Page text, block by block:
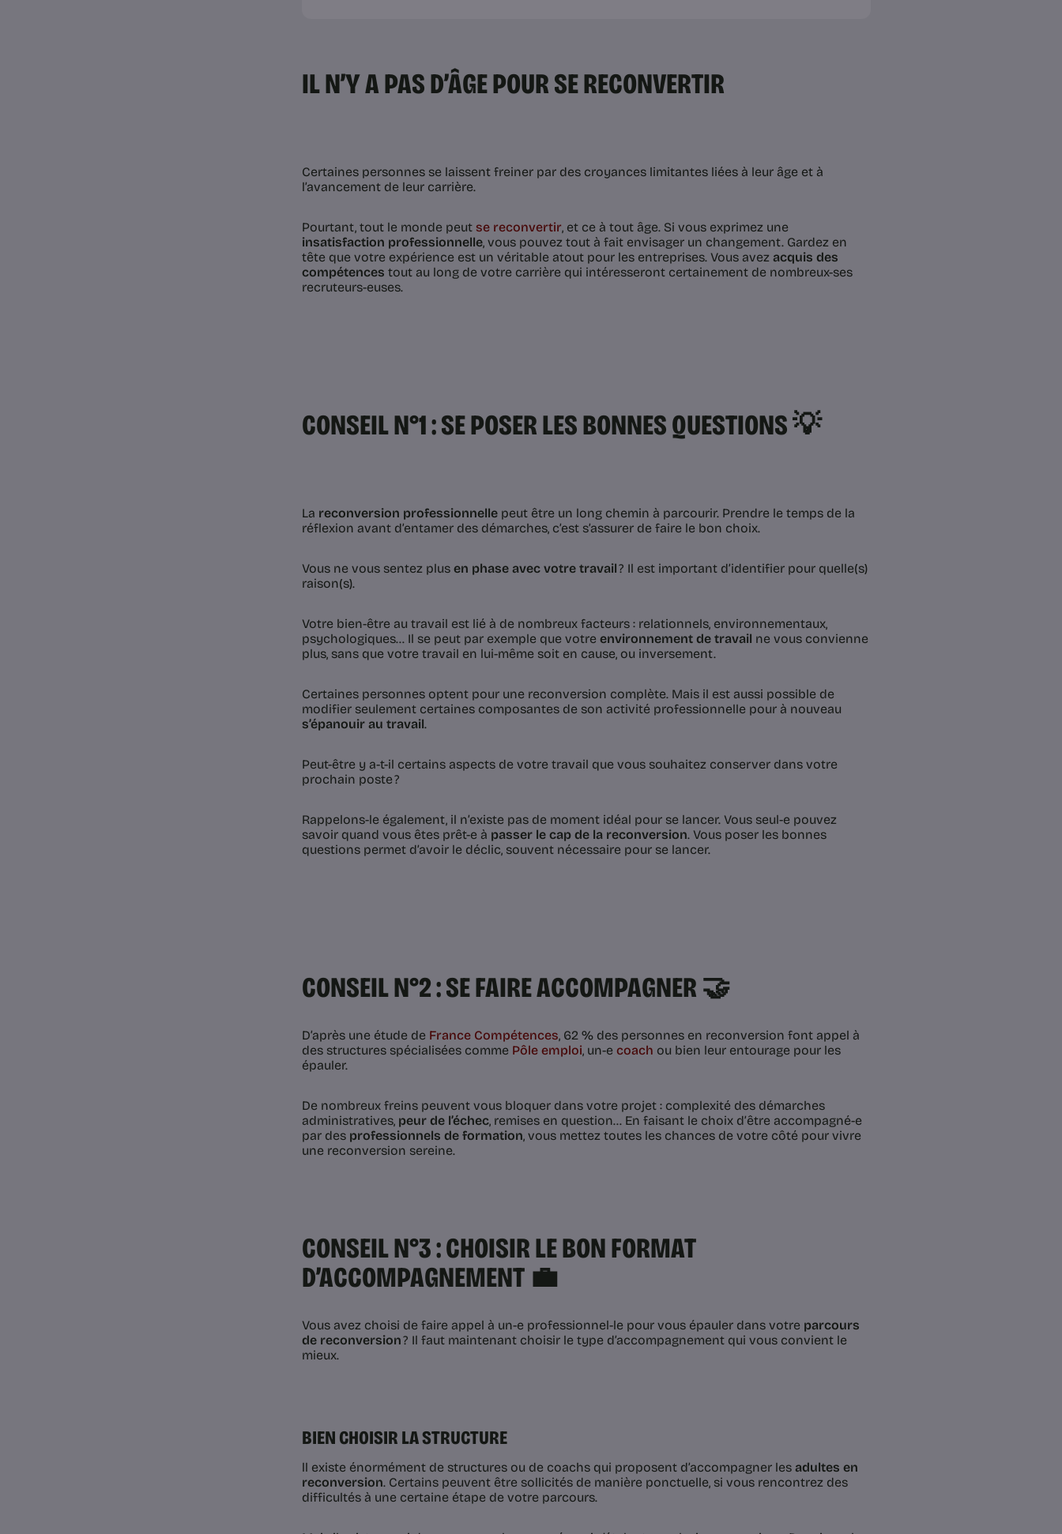
IL N’Y A PAS D’ÂGE POUR SE RECONVERTIR
Certaines personnes se laissent freiner par des croyances limitantes liées à leur âge et à
l’avancement de leur carrière.
Pourtant, tout le monde peut se reconvertir, et ce à tout âge. Si vous exprimez une
insatisfaction professionnelle, vous pouvez tout à fait envisager un changement. Gardez en
tête que votre expérience est un véritable atout pour les entreprises. Vous avez acquis des
compétences tout au long de votre carrière qui intéresseront certainement de nombreux-ses
recruteurs-euses.
CONSEIL N°1 : SE POSER LES BONNES QUESTIONS 💡
La reconversion professionnelle peut être un long chemin à parcourir. Prendre le temps de la
réflexion avant d’entamer des démarches, c’est s’assurer de faire le bon choix.
Vous ne vous sentez plus en phase avec votre travail? Il est important d’identifier pour quelle(s)
raison(s).
Votre bien-être au travail est lié à de nombreux facteurs : relationnels, environnementaux,
psychologiques… Il se peut par exemple que votre environnement de travail ne vous convienne
plus, sans que votre travail en lui-même soit en cause, ou inversement.
Certaines personnes optent pour une reconversion complète. Mais il est aussi possible de
modifier seulement certaines composantes de son activité professionnelle pour à nouveau
s’épanouir au travail.
Peut-être y a-t-il certains aspects de votre travail que vous souhaitez conserver dans votre
prochain poste ?
Rappelons-le également, il n’existe pas de moment idéal pour se lancer. Vous seul-e pouvez
savoir quand vous êtes prêt-e à passer le cap de la reconversion. Vous poser les bonnes
questions permet d’avoir le déclic, souvent nécessaire pour se lancer.
CONSEIL N°2 : SE FAIRE ACCOMPAGNER 🤝
D’après une étude de France Compétences, 62 % des personnes en reconversion font appel à
des structures spécialisées comme Pôle emploi, un-e coach ou bien leur entourage pour les
épauler.
De nombreux freins peuvent vous bloquer dans votre projet : complexité des démarches
administratives, peur de l’échec, remises en question… En faisant le choix d’être accompagné-e
par des professionnels de formation, vous mettez toutes les chances de votre côté pour vivre
une reconversion sereine.
CONSEIL N°3 : CHOISIR LE BON FORMAT
D’ACCOMPAGNEMENT 💼
Vous avez choisi de faire appel à un-e professionnel-le pour vous épauler dans votre parcours
de reconversion? Il faut maintenant choisir le type d’accompagnement qui vous convient le
mieux.
BIEN CHOISIR LA STRUCTURE
ll existe énormément de structures ou de coachs qui proposent d’accompagner les adultes en
reconversion. Certains peuvent être sollicités de manière ponctuelle, si vous rencontrez des
difficultés à une certaine étape de votre parcours.